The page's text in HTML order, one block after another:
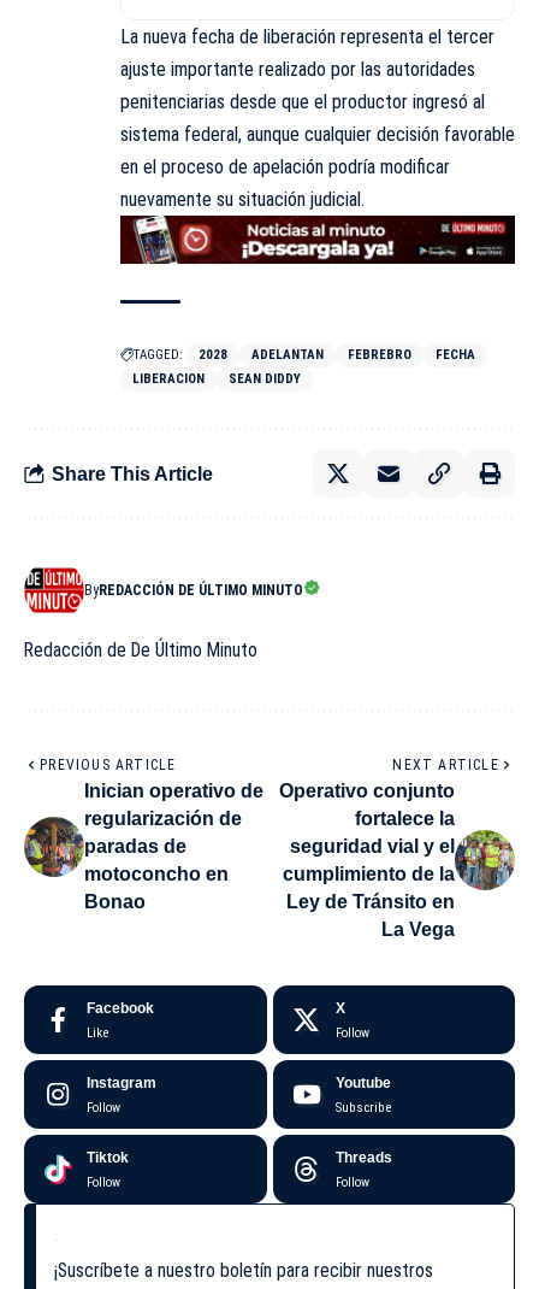
La nueva fecha de liberación representa el tercer
ajuste importante realizado por las autoridades
penitenciarias desde que el productor ingresó al
sistema federal, aunque cualquier decisión favorable
en el proceso de apelación podría modificar
nuevamente su situación judicial.
TAGGED: 2028 ADELANTAN FEBREBRO
FECHA
LIBERACION
SEAN DIDDY
Share This Article
ByREDACCIÓN DE ÚLTIMO MINUTO
Redacción de De Último Minuto
PREVIOUS ARTICLE
Inician operativo de
regularización de
paradas de
motoconcho en
Bonao
NEXT ARTICLE
Operativo conjunto
fortalece la
seguridad vial y el
cumplimiento de la
Ley de Tránsito en
La Vega
Facebook
Like
X
Follow
Instagram
Follow
Youtube
Subscribe
Tiktok
Follow
Threads
Follow
¡Suscríbete a nuestro boletín para recibir nuestros